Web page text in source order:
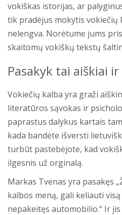
vokiškas istorijas, ar
tik pradėjus mokytis vokiečių
nelengva. Norėtume jums
skaitomų vokiškų tekstų
Pasakyk tai aiškiai
Vokiečių kalba yra graži
literatūros sąvokas ir
paprastus dalykus kartais
kada bandėte išversti
turbūt pastebėjote, kad
ilgesnis už orginalą.
Markas Tvenas yra pasakęs
kalbos meną, gali keliauti
nepakeitęs automobilio.“ Ir